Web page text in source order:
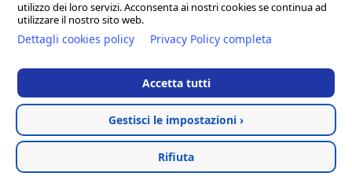
utilizzo dei loro servizi. Acconsenta ai nostri cookies se continua ad
utilizzare il nostro sito web.
Dettagli cookies policy Privacy Policy completa
Accetta tutti
Gestisci le impostazioni ›
Rifiuta